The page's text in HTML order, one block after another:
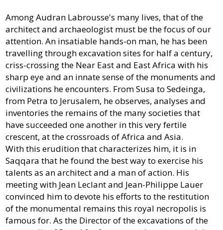
Among Audran Labrousse's many lives, that of the
architect and archaeologist must be the focus of our
attention. An insatiable hands-on man, he has been
travelling through excavation sites for half a century,
criss-crossing the Near East and East Africa with his
sharp eye and an innate sense of the monuments and
civilizations he encounters. From Susa to Sedeinga,
from Petra to Jerusalem, he observes, analyses and
inventories the remains of the many societies that
have succeeded one another in this very fertile
crescent, at the crossroads of Africa and Asia.
With this erudition that characterizes him, it is in
Saqqara that he found the best way to exercise his
talents as an architect and a man of action. His
meeting with Jean Leclant and Jean-Philippe Lauer
convinced him to devote his efforts to the restitution
of the monumental remains this royal necropolis is
famous for. As the Director of the excavations of the